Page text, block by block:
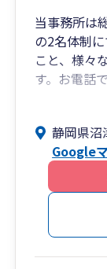
当事務所は
の2名体制
こと、様々
す。お電話
でも。節
状況や方向
ります。
創業時や
こと、や
静岡県沼
Google